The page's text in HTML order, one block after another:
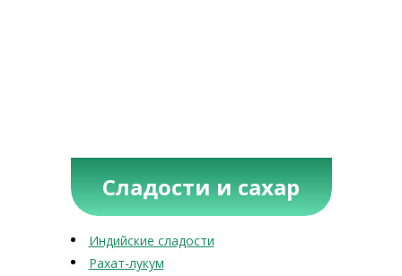
Сладости и сахар
Индийские сладости
Рахат-лукум